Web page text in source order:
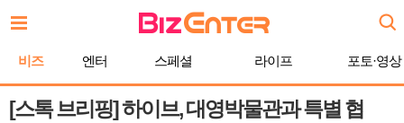
문
기
비즈 엔터 스페셜 라이프 포토·영상
[스톡 브리핑] 하이브, 대영박물관과 특별 협